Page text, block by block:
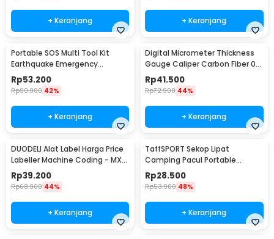
+ Keranjang + Keranjang
Portable SOS Multi Tool Kit
Earthquake Emergency
Outdoor Survival - JT21
Rp53.200
Rp90.900 42%
+ Keranjang
Digital Micrometer Thickness
Gauge Caliper Carbon Fiber 0-
12.7mm - TDT25
Rp41.500
Rp72.900 44%
+ Keranjang
DUODELI Alat Label Harga Price
Labeller Machine Coding - MX-
5500
Rp39.200
Rp68.900 44%
+ Keranjang
TaffSPORT Sekop Lipat
Camping Pacul Portable
Tactical Survival 40cm - 101
Rp28.500
Rp53.900 48%
+ Keranjang